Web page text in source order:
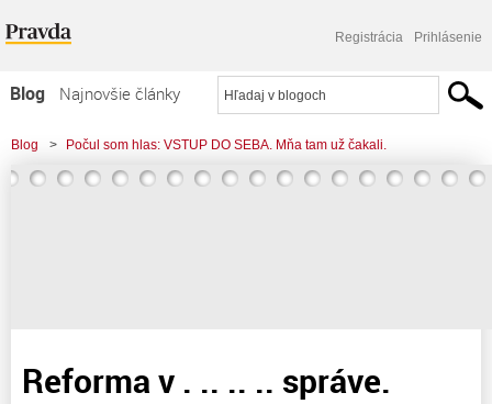
Registrácia Prihlásenie
Blog
Najnovšie články
Najčítanejšie články
Najkomentovanejšie články
Blog > Počul som hlas: VSTUP DO SEBA. Mňa tam už čakali.
> Reforma v . .. .. .. správe.
Reforma v . .. .. .. správe.